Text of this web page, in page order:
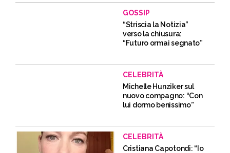
GOSSIP
“Striscia la Notizia”
verso la chiusura:
“Futuro ormai segnato”
CELEBRITÀ
Michelle Hunziker sul
nuovo compagno: “Con
lui dormo benissimo”
CELEBRITÀ
Cristiana Capotondi: “Io